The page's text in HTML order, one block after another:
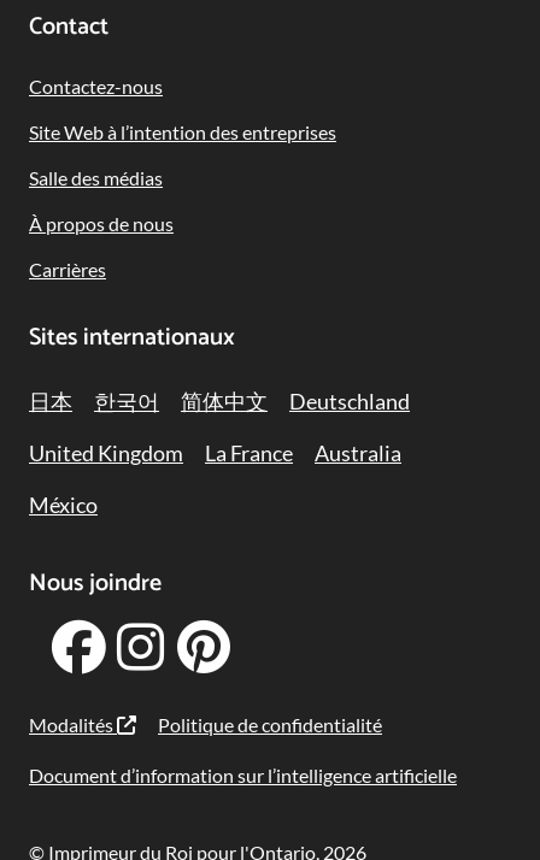
Contact
Contactez-nous
Site Web à l’intention des entreprises
Salle des médias
À propos de nous
Carrières
Sites internationaux
日本 한국어 简体中文
Deutschland
United Kingdom
La France
Australia
México
Modalités Politique de confidentialité
Document d’information sur l’intelligence artificielle
Nous joindre
© Imprimeur du Roi pour l'Ontario, 2026